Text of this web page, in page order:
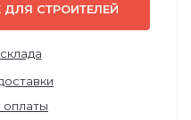
СТРОИТЕЛЕЙ
оплаты